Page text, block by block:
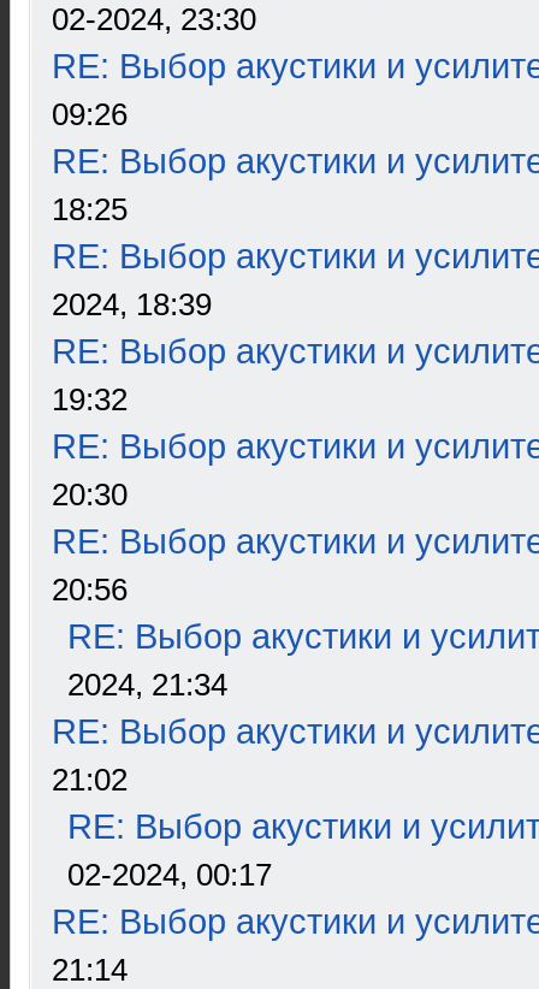
02-2024, 23:30
RE: Выбор акустики и
09:26
RE: Выбор акустики и
18:25
RE: Выбор акустики и
2024, 18:39
RE: Выбор акустики и
19:32
RE: Выбор акустики и
20:30
RE: Выбор акустики и
20:56
RE: Выбор акустики и
2024, 21:34
RE: Выбор акустики и
21:02
RE: Выбор акустики и
02-2024, 00:17
RE: Выбор акустики и
21:14